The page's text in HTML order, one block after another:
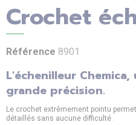
Crochet
Référence 8901
L'échenilleur
grande précision.
Le crochet extrêmement pointu
détaillés sans aucune difficulté.